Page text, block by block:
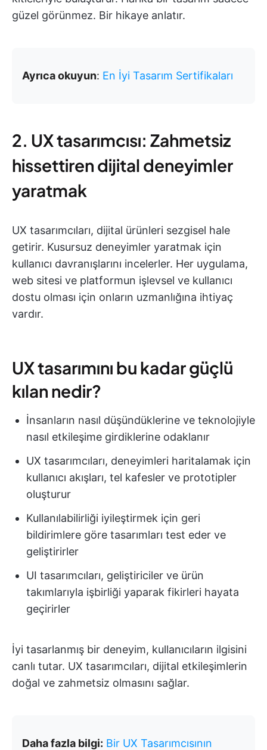
güzel görünmez. Bir hikaye anlatır.
Ayrıca okuyun: En İyi Tasarım Sertifikaları
2. UX tasarımcısı: Zahmetsiz
hissettiren dijital deneyimler
yaratmak
UX tasarımcıları, dijital ürünleri sezgisel hale
getirir. Kusursuz deneyimler yaratmak için
kullanıcı davranışlarını incelerler. Her uygulama,
web sitesi ve platformun işlevsel ve kullanıcı
dostu olması için onların uzmanlığına ihtiyaç
vardır.
UX tasarımını bu kadar güçlü
kılan nedir?
İnsanların nasıl düşündüklerine ve teknolojiyle
nasıl etkileşime girdiklerine odaklanır
UX tasarımcıları, deneyimleri haritalamak için
kullanıcı akışları, tel kafesler ve prototipler
oluşturur
Kullanılabilirliği iyileştirmek için geri
bildirimlere göre tasarımları test eder ve
geliştirirler
UI tasarımcıları, geliştiriciler ve ürün
takımlarıyla işbirliği yaparak fikirleri hayata
geçirirler
İyi tasarlanmış bir deneyim, kullanıcıların ilgisini
canlı tutar. UX tasarımcıları, dijital etkileşimlerin
doğal ve zahmetsiz olmasını sağlar.
Daha fazla bilgi: Bir UX Tasarımcısının